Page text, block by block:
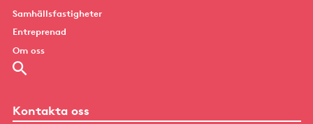
Samhällsfastigheter
Entreprenad
Om oss
Kontakta oss